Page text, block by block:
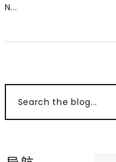
N...
Search the blog...